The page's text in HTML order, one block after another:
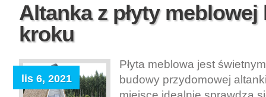
Altanka z płyty
kroku
lis 6, 2021
Płyta meblowa jest
budowy przydomowej